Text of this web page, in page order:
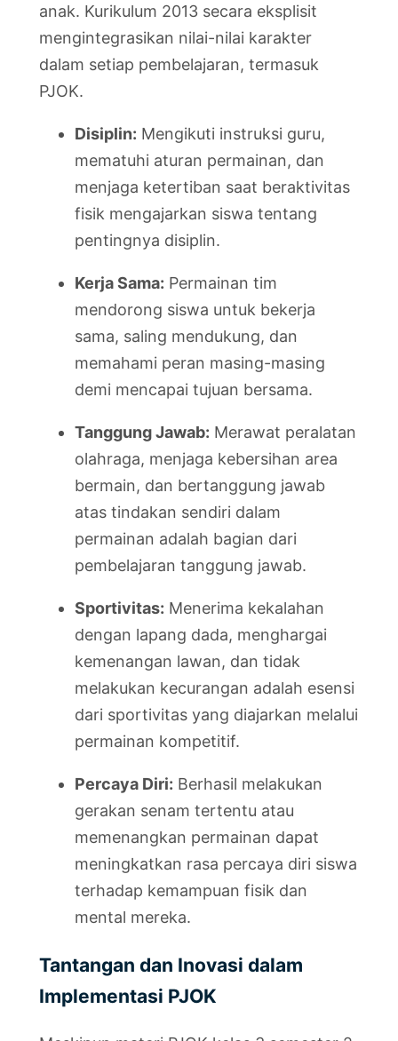
anak. Kurikulum 2013 secara eksplisit
mengintegrasikan nilai-nilai karakter
dalam setiap pembelajaran, termasuk
PJOK.
Disiplin: Mengikuti instruksi guru,
mematuhi aturan permainan, dan
menjaga ketertiban saat beraktivitas
fisik mengajarkan siswa tentang
pentingnya disiplin.
Kerja Sama: Permainan tim
mendorong siswa untuk bekerja
sama, saling mendukung, dan
memahami peran masing-masing
demi mencapai tujuan bersama.
Tanggung Jawab: Merawat peralatan
olahraga, menjaga kebersihan area
bermain, dan bertanggung jawab
atas tindakan sendiri dalam
permainan adalah bagian dari
pembelajaran tanggung jawab.
Sportivitas: Menerima kekalahan
dengan lapang dada, menghargai
kemenangan lawan, dan tidak
melakukan kecurangan adalah esensi
dari sportivitas yang diajarkan melalui
permainan kompetitif.
Percaya Diri: Berhasil melakukan
gerakan senam tertentu atau
memenangkan permainan dapat
meningkatkan rasa percaya diri siswa
terhadap kemampuan fisik dan
mental mereka.
Tantangan dan Inovasi dalam
Implementasi PJOK